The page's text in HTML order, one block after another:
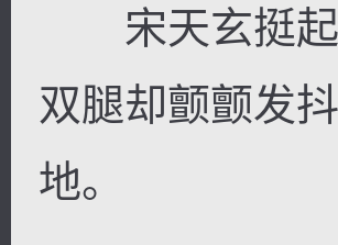
宋天玄挺起
双腿却颤颤发
地。